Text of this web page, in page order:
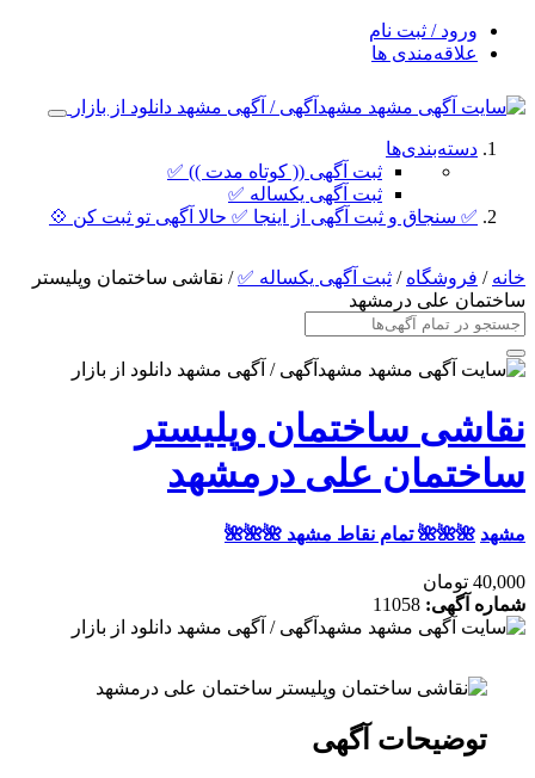
ورود / ثبت نام
علاقه‌مندی ها
دسته‌بندی‌ها
ثبت آگهی (( کوتاه مدت )) ✅
ثبت آگهی یکساله ✅
✅ سنجاق و ثبت آگهی از اینجا ✅ حالا آگهی تو ثبت کن 💠
خانه / فروشگاه / ثبت آگهی یکساله ✅/ نقاشی ساختمان وپلیستر
ساختمان علی درمشهد
نقاشی ساختمان وپلیستر
ساختمان علی درمشهد
مشهد 🌺🌺🌺 تمام نقاط مشهد 🌺🌺🌺
40,000 تومان
شماره آگهی: 11058
توضیحات آگهی